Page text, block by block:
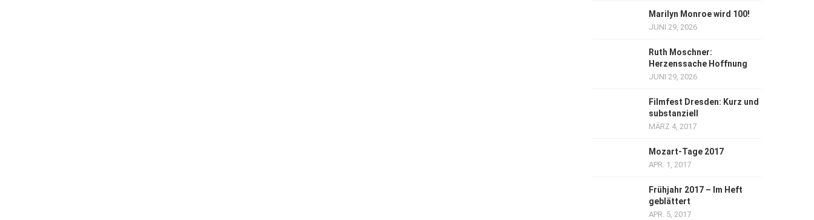
Marilyn Monroe wird 100!
JUNI 29, 2026
Ruth Moschner:
Herzenssache Hoffnung
JUNI 29, 2026
Filmfest Dresden: Kurz und
substanziell
MÄRZ 4, 2017
Mozart-Tage 2017
APR. 1, 2017
Frühjahr 2017 – Im Heft
geblättert
APR. 5, 2017